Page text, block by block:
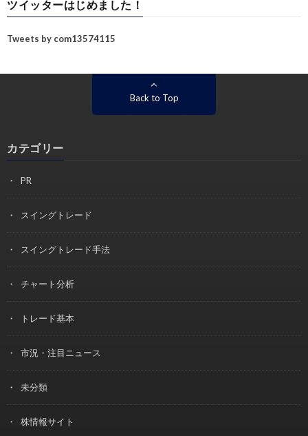
ツイッターはじめました！
Tweets by com13574115
Back to Top
カテゴリー
PR
スイングトレード
スイングトレード手法
チャート分析
トレード基本
市況・注目ニュース
未分類
株情報サイト